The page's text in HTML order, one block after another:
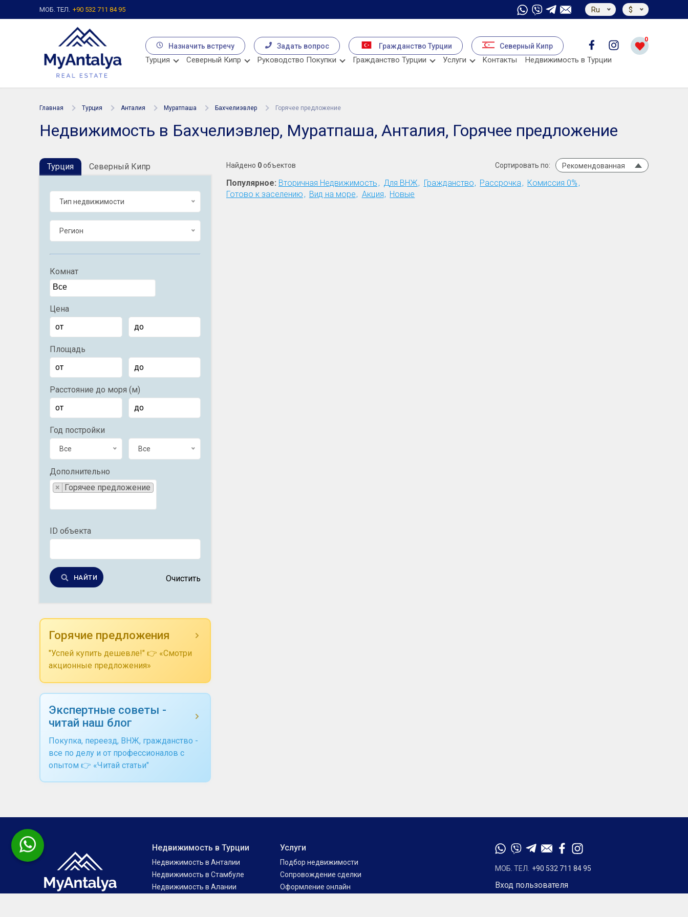
МОБ. ТЕЛ. +90 532 711 84 95 Ru $
Назначить встречу Задать вопрос Гражданство Турции Северный Кипр
0
Турция Северный Кипр Руководство Покупки Гражданство Турции Услуги Kонтакты Недвижимость в Турции
Главная Турция Анталия Муратпаша Бахчелиэвлер Горячее предложение
Недвижимость в Бахчелиэвлер, Муратпаша, Анталия, Горячее предложение
Турция Северный Кипр
Тип недвижимости
Регион
Комнат
Цена
Площадь
Расстояние до моря (м)
Год постройки
Все Все
Дополнительно
× Горячее предложение
ID объекта
НАЙТИ Очистить
Горячие предложения
"Успей купить дешевле!" 👉 «Смотри
акционные предложения»
Экспертные советы -
читай наш блог
Покупка, переезд, ВНЖ, гражданство -
все по делу и от профессионалов с
опытом 👉 «Читай статьи"
Найдено 0объектов Сортировать по: Рекомендованная
Популярное: Вторичная Недвижимость Для ВНЖ Гражданство Рассрочка
Комиссия 0%
Готово к заселению
Вид на море Акция Новые
Недвижимость в Турции
Недвижимость в Анталии
Недвижимость в Стамбуле
Недвижимость в Алании
Услуги
Подбор недвижимости
Сопровождение сделки
Оформление онлайн
МОБ. ТЕЛ. +90 532 711 84 95
Вход пользователя